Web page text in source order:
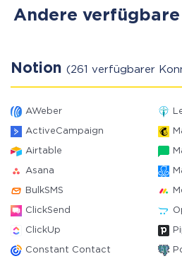
Andere
Notion (261 verfügbarer
AWeber
ActiveCampaign
Airtable
Asana
BulkSMS
ClickSend
ClickUp
Constant Contact